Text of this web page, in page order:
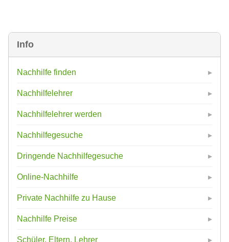
Info
Nachhilfe finden
Nachhilfelehrer
Nachhilfelehrer werden
Nachhilfegesuche
Dringende Nachhilfegesuche
Online-Nachhilfe
Private Nachhilfe zu Hause
Nachhilfe Preise
Schüler, Eltern, Lehrer